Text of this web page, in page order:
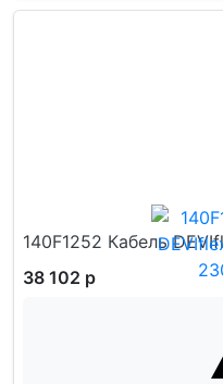
140F1252 Кабель
38 102 р